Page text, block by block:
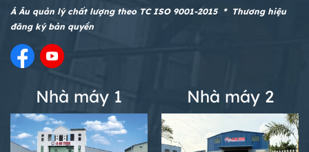
Á Âu quản lý chất lượng theo TC ISO 9001-2015 * Thương hiệu
đăng ký bản quyền
Nhà máy 1 Nhà máy 2